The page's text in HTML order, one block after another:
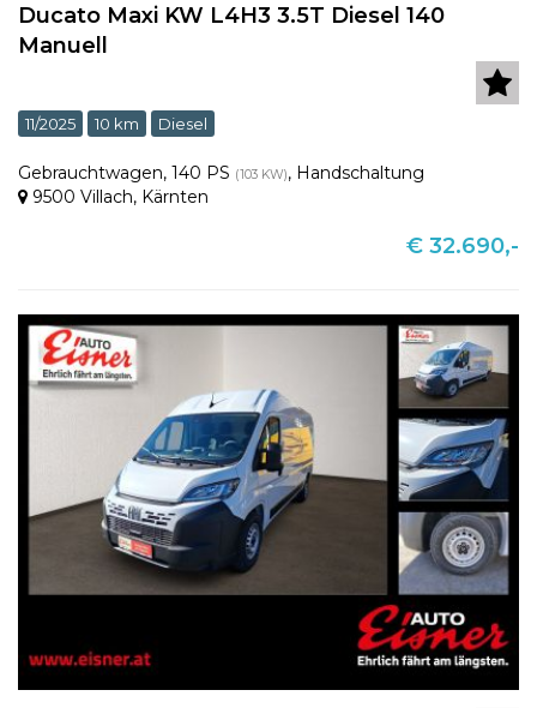
Ducato Maxi KW L4H3 3.5T Diesel 140
Manuell
11/2025 10 km Diesel
Gebrauchtwagen, 140 PS (103 KW), Handschaltung
9500 Villach, Kärnten
€ 32.690,-